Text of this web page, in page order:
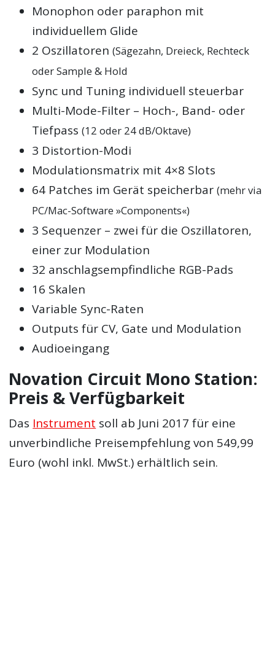
Monophon oder paraphon mit
individuellem Glide
2 Oszillatoren(Sägezahn, Dreieck, Rechteck
oder Sample & Hold
Sync und Tuning individuell steuerbar
Multi-Mode-Filter – Hoch-, Band- oder
Tiefpass(12 oder 24 dB/Oktave)
3 Distortion-Modi
Modulationsmatrix mit 4×8 Slots
64 Patches im Gerät speicherbar(mehr via
PC/Mac-Software »Components«)
3 Sequenzer – zwei für die Oszillatoren,
einer zur Modulation
32 anschlagsempfindliche RGB-Pads
16 Skalen
Variable Sync-Raten
Outputs für CV, Gate und Modulation
Audioeingang
Novation Circuit Mono Station:
Preis & Verfügbarkeit
Das Instrument soll ab Juni 2017 für eine
unverbindliche Preisempfehlung von 549,99
Euro (wohl inkl. MwSt.) erhältlich sein.